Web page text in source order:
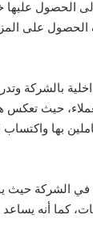
الحصول عليها
على
بالشركة
حيث
بها واكتساب
العمليات في
كما أنه يساعد